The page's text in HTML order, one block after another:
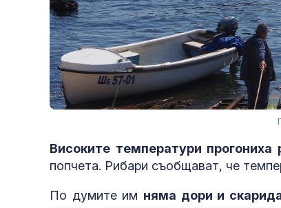
Високите температури
попчета. Рибари съобщават, че
По думите им няма дори и